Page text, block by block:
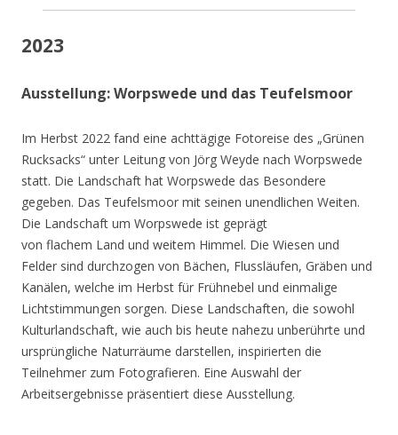
2023
Ausstellung: Worpswede und das Teufelsmoor
Im Herbst 2022 fand eine achttägige Fotoreise des „Grünen
Rucksacks“ unter Leitung von Jörg Weyde nach Worpswede
statt. Die Landschaft hat Worpswede das Besondere
gegeben. Das Teufelsmoor mit seinen unendlichen Weiten.
Die Landschaft um Worpswede ist geprägt
von flachem Land und weitem Himmel. Die Wiesen und
Felder sind durchzogen von Bächen, Flussläufen, Gräben und
Kanälen, welche im Herbst für Frühnebel und einmalige
Lichtstimmungen sorgen. Diese Landschaften, die sowohl
Kulturlandschaft, wie auch bis heute nahezu unberührte und
ursprüngliche Naturräume darstellen, inspirierten die
Teilnehmer zum Fotografieren. Eine Auswahl der
Arbeitsergebnisse präsentiert diese Ausstellung.